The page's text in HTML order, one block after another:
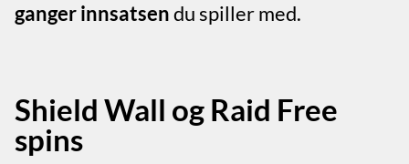
ganger innsatsendu spiller med.
Shield Wall og Raid Free
spins